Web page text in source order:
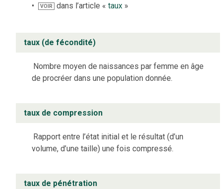
VOIR dans l’article «taux »
taux (de fécondité)
Nombre moyen de naissances par femme en âge
de procréer dans une population donnée.
taux de compression
Rapport entre l’état initial et le résultat (d’un
volume, d’une taille) une fois compressé.
taux de pénétration